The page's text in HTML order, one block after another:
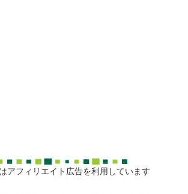
アフィリエイト広告を利用しています